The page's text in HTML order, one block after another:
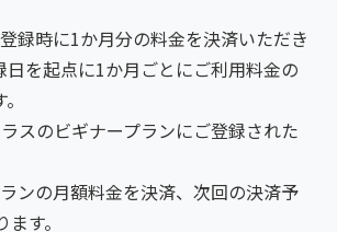
録時に1か月分の料金を決済いただき
日を起点に1か月ごとにご利用料金の
スのビギナープランにご登録された
ンの月額料金を決済、次回の決済予
す。